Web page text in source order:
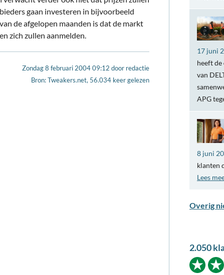
gaan investeren in bijvoorbeeld
de afgelopen maanden is dat de markt
zich zullen aanmelden.
Zondag 8 februari 2004 09:12 door redactie
Bron: Tweakers.net, 56.034 keer gelezen
17 juni
heeft de
van
APG
8 juni
klanten
Lees
Overig
2.050